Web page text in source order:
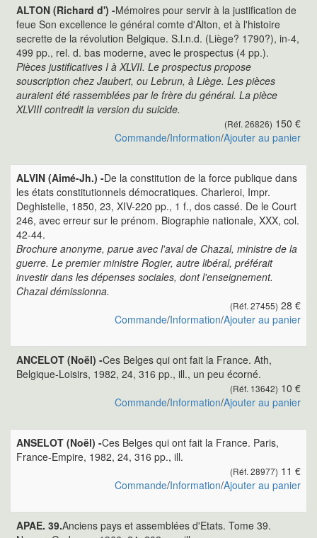
ALTON (Richard d') -Mémoires pour servir à la justification de
feue Son excellence le général comte d'Alton, et à l'histoire
secrette de la révolution Belgique. S.l.n.d. (Liège? 1790?), in-4,
499 pp., rel. d. bas moderne, avec le prospectus (4 pp.).
Pièces justificatives I à XLVII. Le prospectus propose
souscription chez Jaubert, ou Lebrun, à Liège. Les pièces
auraient été rassemblées par le frère du général. La pièce
XLVIII contredit la version du suicide.
(Réf. 26826) 150 €
Commande/Information/Ajouter au panier
ALVIN (Aimé-Jh.) -De la constitution de la force publique dans
les états constitutionnels démocratiques. Charleroi, Impr.
Deghistelle, 1850, 23, XIV-220 pp., 1 f., dos cassé. De le Court
246, avec erreur sur le prénom. Biographie nationale, XXX, col.
42-44.
Brochure anonyme, parue avec l'aval de Chazal, ministre de la
guerre. Le premier ministre Rogier, autre libéral, préférait
investir dans les dépenses sociales, dont l'enseignement.
Chazal démissionna.
(Réf. 27455) 28 €
Commande/Information/Ajouter au panier
ANCELOT (Noël) -Ces Belges qui ont fait la France. Ath,
Belgique-Loisirs, 1982, 24, 316 pp., ill., un peu écorné.
(Réf. 13642) 10 €
Commande/Information/Ajouter au panier
ANSELOT (Noël) -Ces Belges qui ont fait la France. Paris,
France-Empire, 1982, 24, 316 pp., ill.
(Réf. 28977) 11 €
Commande/Information/Ajouter au panier
APAE. 39.Anciens pays et assemblées d'Etats. Tome 39.